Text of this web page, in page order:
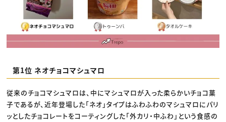
第1位 ネオチョコマシュマロ
従来のチョコマシュマロは、中にマシュマロが入った柔らかいチョコ菓
子であるが、近年登場した「ネオ」タイプはふわふわのマシュマロにパリ
ッとしたチョコレートをコーティングした「外カリ・中ふわ」という食感の